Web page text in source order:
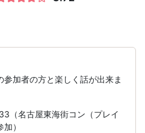
加者の方と楽しく話が出来ま
（名古屋東海街コン（プレイ
）